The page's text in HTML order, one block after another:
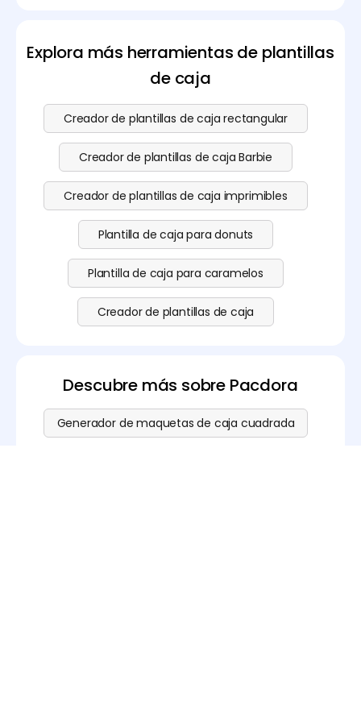
página de precios para más detalles.
Explora más herramientas de plantillas
de caja
Creador de plantillas de caja rectangular
Creador de plantillas de caja Barbie
Creador de plantillas de caja imprimibles
Plantilla de caja para donuts
Plantilla de caja para caramelos
Creador de plantillas de caja
Descubre más sobre Pacdora
Generador de maquetas de caja cuadrada